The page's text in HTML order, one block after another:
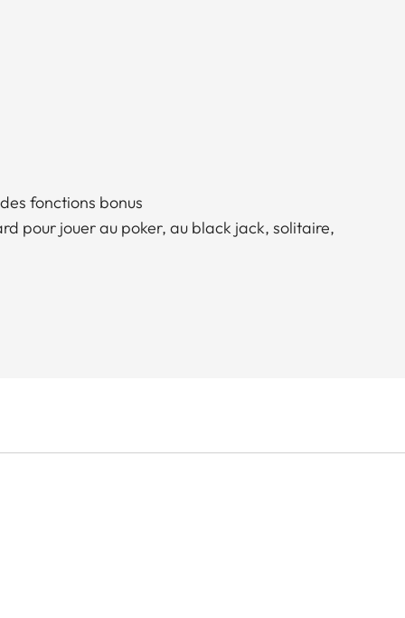
fonctions bonus
pour jouer au poker, au black jack, solitaire,